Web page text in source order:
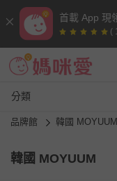
首載 App 現
(
分類
品牌館 韓國 MOYUUM
韓國 MOYUUM